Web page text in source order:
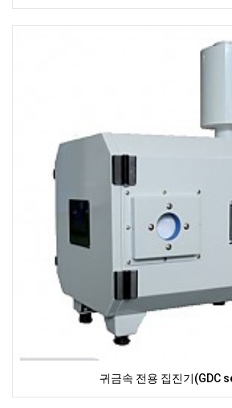
귀금속 전용 집진기(GDC